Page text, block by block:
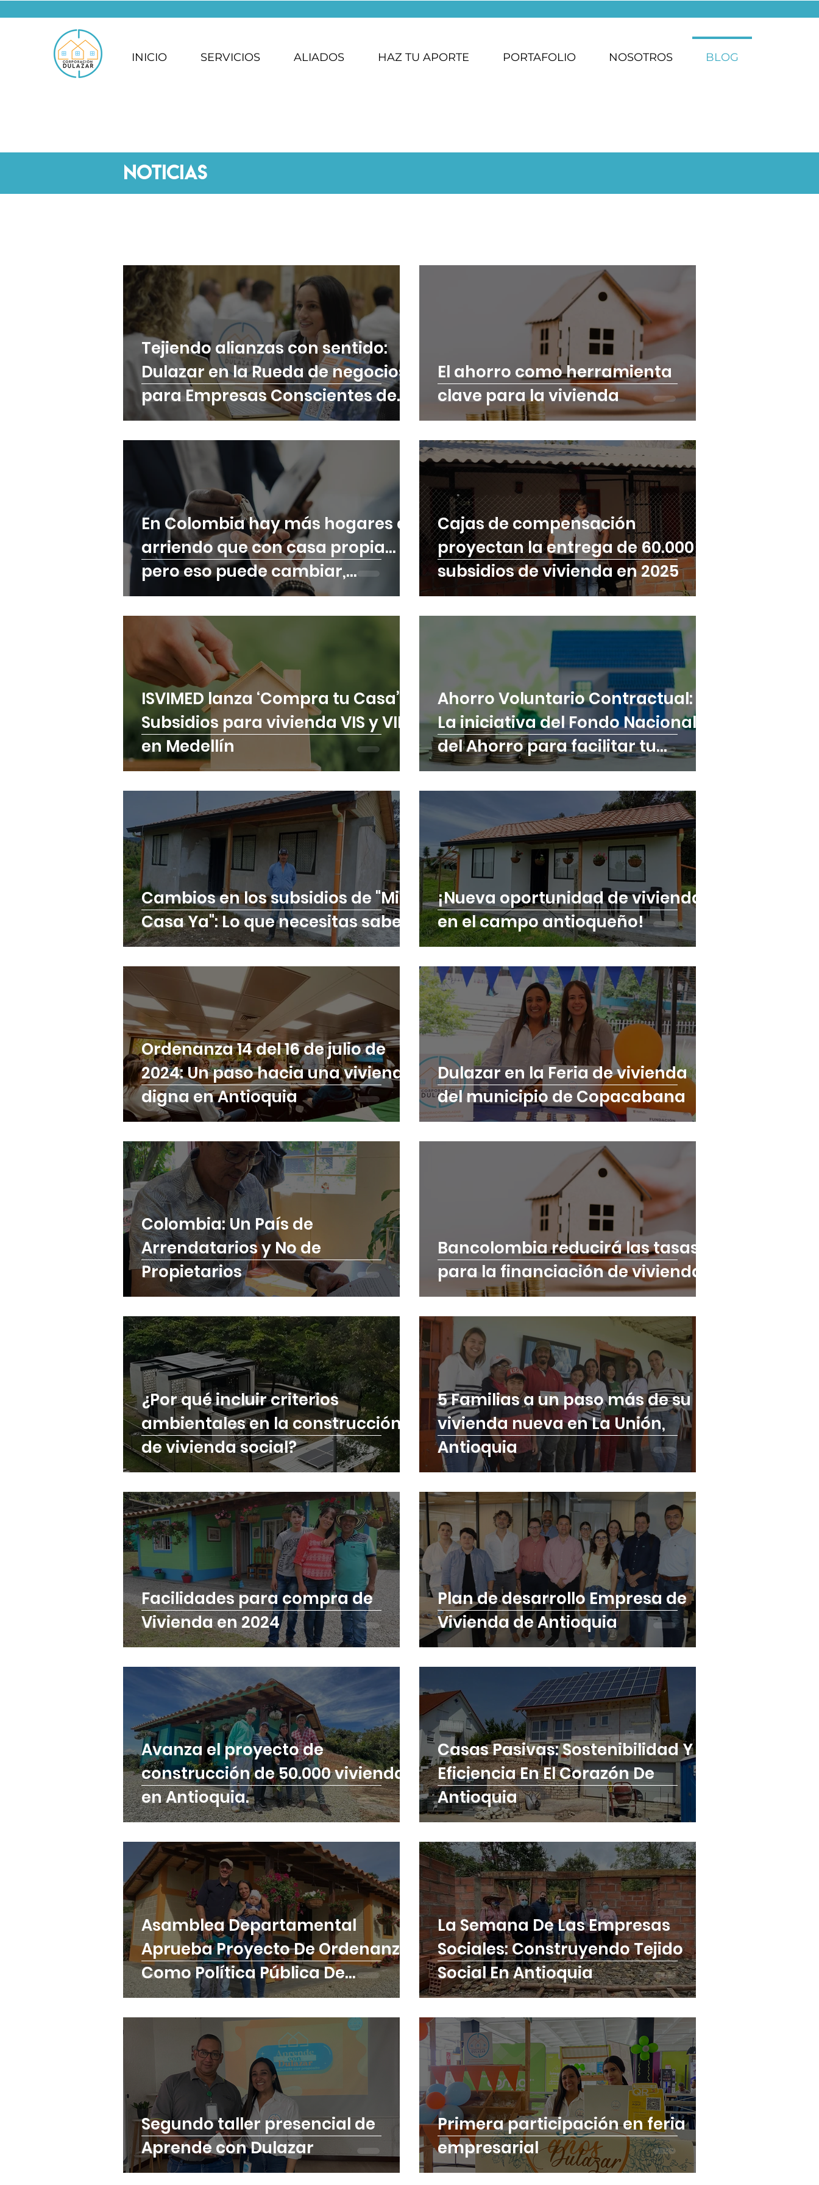
INICIO SERVICIOS ALIADOS HAZ TU APORTE PORTAFOLIO NOSOTROS BLOG
NOTICIAS
Tejiendo alianzas con sentido:
Dulazar en la Rueda de negocios
para Empresas Conscientes de
Comfama.
El ahorro como herramienta
clave para la vivienda
En Colombia hay más hogares en
arriendo que con casa propia…
pero eso puede cambiar,
empezando por ti.
Cajas de compensación
proyectan la entrega de 60.000
subsidios de vivienda en 2025
ISVIMED lanza ‘Compra tu Casa’:
Subsidios para vivienda VIS y VIP
en Medellín
Ahorro Voluntario Contractual:
La iniciativa del Fondo Nacional
del Ahorro para facilitar tu
vivienda
Cambios en los subsidios de "Mi
Casa Ya": Lo que necesitas saber
¡Nueva oportunidad de vivienda
en el campo antioqueño!
Ordenanza 14 del 16 de julio de
2024: Un paso hacia una vivienda
digna en Antioquia
Dulazar en la Feria de vivienda
del municipio de Copacabana
Colombia: Un País de
Arrendatarios y No de
Propietarios
Bancolombia reducirá las tasas
para la financiación de vivienda.
¿Por qué incluir criterios
ambientales en la construcción
de vivienda social?
5 Familias a un paso más de su
vivienda nueva en La Unión,
Antioquia
Facilidades para compra de
Vivienda en 2024
Plan de desarrollo Empresa de
Vivienda de Antioquia
Avanza el proyecto de
construcción de 50.000 viviendas
en Antioquia.
Casas Pasivas: Sostenibilidad Y
Eficiencia En El Corazón De
Antioquia
Asamblea Departamental
Aprueba Proyecto De Ordenanza
Como Política Pública De
Vivienda En Antioquia
La Semana De Las Empresas
Sociales: Construyendo Tejido
Social En Antioquia
Segundo taller presencial de
Aprende con Dulazar
Primera participación en feria
empresarial